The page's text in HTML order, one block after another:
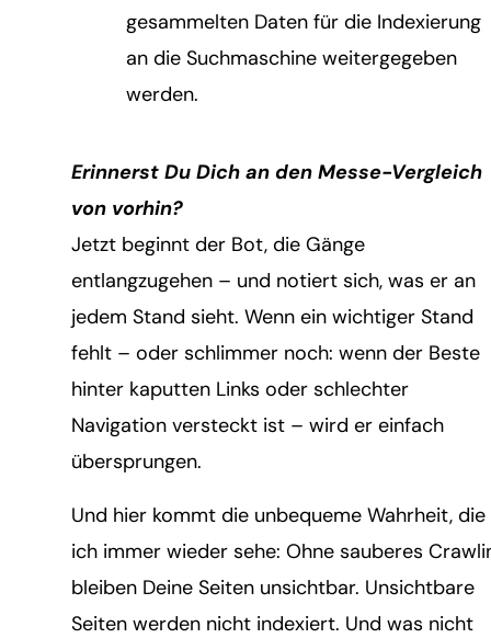
gesammelten Daten für die Indexierung
an die Suchmaschine weitergegeben
werden.
Erinnerst Du Dich an den Messe-Vergleich
von vorhin?
Jetzt beginnt der Bot, die Gänge
entlangzugehen – und notiert sich, was er an
jedem Stand sieht. Wenn ein wichtiger Stand
fehlt – oder schlimmer noch: wenn der Beste
hinter kaputten Links oder schlechter
Navigation versteckt ist – wird er einfach
übersprungen.
Und hier kommt die unbequeme Wahrheit, die
ich immer wieder sehe: Ohne sauberes
bleiben Deine Seiten unsichtbar. Unsichtbare
Seiten werden nicht indexiert. Und was nicht